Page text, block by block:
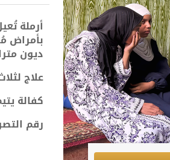
أرملة
بأمراض
ديون متراكمة، مع كفالة
علاج لثلاث
كفالة يتيم: 150 درهم
رقم التصريح :